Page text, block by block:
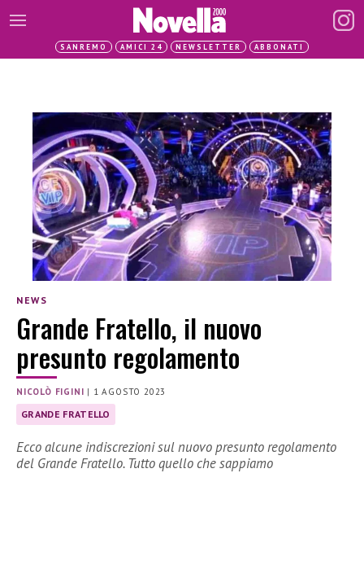
SANREMO AMICI 24 NEWSLETTER ABBONATI
NEWS
Grande Fratello, il nuovo
presunto regolamento
NICOLÒ FIGINI | 1 AGOSTO 2023
GRANDE FRATELLO
Ecco alcune indiscrezioni sul nuovo presunto regolamento
del Grande Fratello. Tutto quello che sappiamo